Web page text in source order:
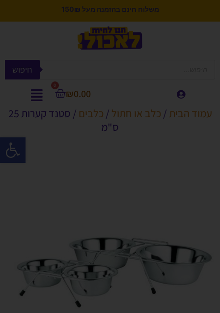
פתח
משלוח חינם בהזמנה מעל 150₪
חיפוש
₪0.00
0
עמוד הבית / כלב או חתול / כלבים
/ סטנד קערות 25
ס"מ